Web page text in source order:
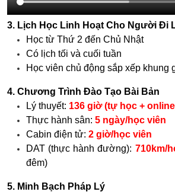
3. Lịch Học Linh Hoạt Cho Người Đi
Học từ Thứ 2 đến Chủ Nhật
Có lịch tối và cuối tuần
Học viên chủ động sắp xếp khung
4. Chương Trình Đào Tạo Bài Bản
Lý thuyết: 136 giờ (tự học +
Thực hành sân: 5 ngày/học viên
Cabin điện tử: 2 giờ/học viên
DAT (thực hành đường): 710km/
đêm)
5. Minh Bạch Pháp Lý